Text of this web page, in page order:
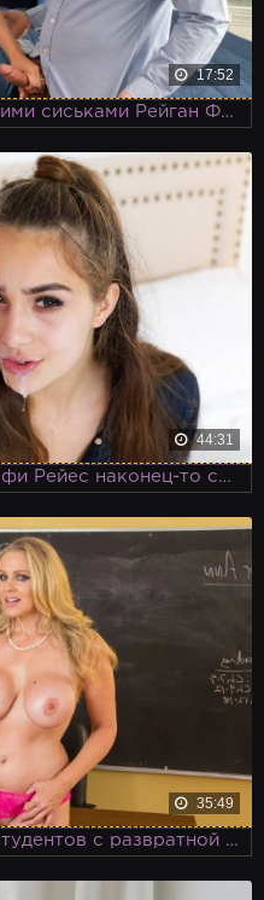
17:52
Зрелая брюнетка с большими сиськами Рейган Фокс, помогает своему приемному сыну справиться со стояком
44:31
35:49
Групповой секс парочки студентов с развратной училкой, застукавшей их в аудитории